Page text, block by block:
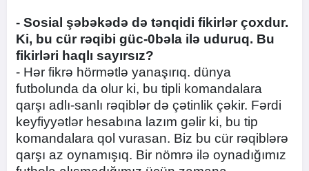
- Sosial şəbəkədə də tənqidi fikirlər çoxdur.
Ki, bu cür rəqibi güc-0bəla ilə uduruq. Bu
fikirləri haqlı sayırsız?
- Hər fikrə hörmətlə yanaşırıq. dünya
futbolunda da olur ki, bu tipli komandalara
qarşı adlı-sanlı rəqiblər də çətinlik çəkir. Fərdi
keyfiyyətlər hesabına lazım gəlir ki, bu tip
komandalara qol vurasan. Biz bu cür rəqiblərə
qarşı az oynamışıq. Bir nömrə ilə oynadığımız